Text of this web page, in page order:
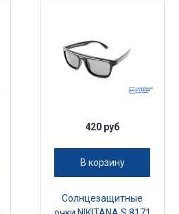
420 руб
В корзину
Солнцезащитные